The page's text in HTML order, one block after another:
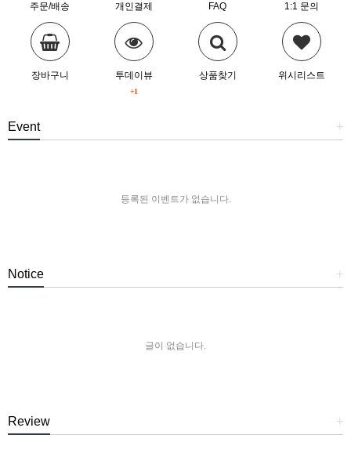
주문/배송 개인결제 FAQ 1:1 문의
장바구니 투데이뷰
+1
상품찾기 위시리스트
+
Event
등록된 이벤트가 없습니다.
+
Notice
글이 없습니다.
+
Review